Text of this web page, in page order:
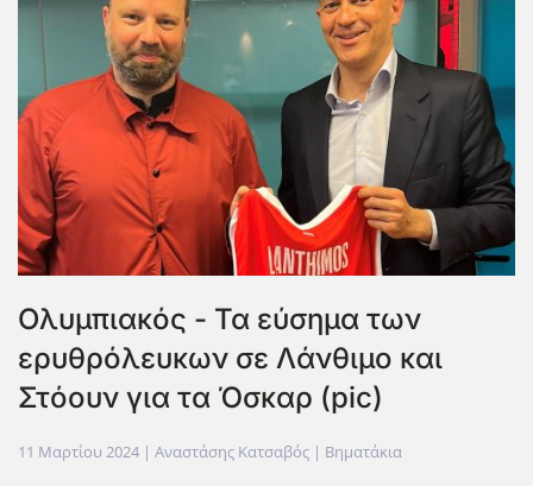
Ολυμπιακός - Τα εύσημα των
ερυθρόλευκων σε Λάνθιμο και
Στόουν για τα Όσκαρ (pic)
11 Μαρτίου 2024 | Αναστάσης Κατσαβός | Βηματάκια